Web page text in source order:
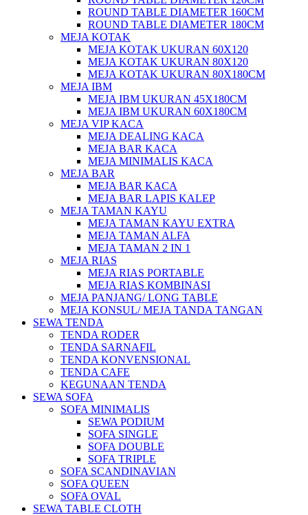
ROUND TABLE DIAMETER 160CM
ROUND TABLE DIAMETER 180CM
MEJA KOTAK
MEJA KOTAK UKURAN 60X120
MEJA KOTAK UKURAN 80X120
MEJA KOTAK UKURAN 80X180CM
MEJA IBM
MEJA IBM UKURAN 45X180CM
MEJA IBM UKURAN 60X180CM
MEJA VIP KACA
MEJA DEALING KACA
MEJA BAR KACA
MEJA MINIMALIS KACA
MEJA BAR
MEJA BAR KACA
MEJA BAR LAPIS KALEP
MEJA TAMAN KAYU
MEJA TAMAN KAYU EXTRA
MEJA TAMAN ALFA
MEJA TAMAN 2 IN 1
MEJA RIAS
MEJA RIAS PORTABLE
MEJA RIAS KOMBINASI
MEJA PANJANG/ LONG TABLE
MEJA KONSUL/ MEJA TANDA TANGAN
SEWA TENDA
TENDA RODER
TENDA SARNAFIL
TENDA KONVENSIONAL
TENDA CAFE
KEGUNAAN TENDA
SEWA SOFA
SOFA MINIMALIS
SEWA PODIUM
SOFA SINGLE
SOFA DOUBLE
SOFA TRIPLE
SOFA SCANDINAVIAN
SOFA QUEEN
SOFA OVAL
SEWA TABLE CLOTH